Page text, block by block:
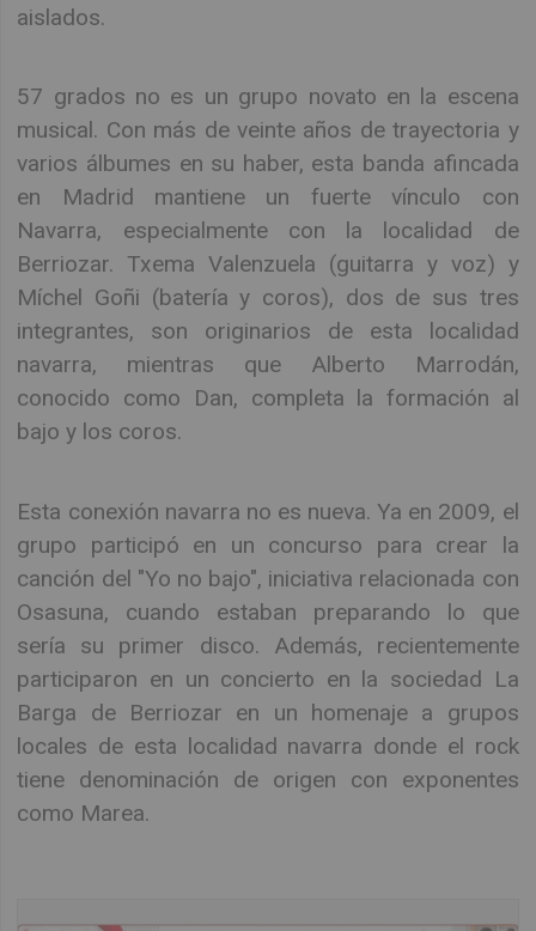
aislados.
57 grados no es un grupo novato en la escena
musical. Con más de veinte años de trayectoria y
varios álbumes en su haber, esta banda afincada
en Madrid mantiene un fuerte vínculo con
Navarra, especialmente con la localidad de
Berriozar. Txema Valenzuela (guitarra y voz) y
Míchel Goñi (batería y coros), dos de sus tres
integrantes, son originarios de esta localidad
navarra, mientras que Alberto Marrodán,
conocido como Dan, completa la formación al
bajo y los coros.
Esta conexión navarra no es nueva. Ya en 2009, el
grupo participó en un concurso para crear la
canción del "Yo no bajo", iniciativa relacionada con
Osasuna, cuando estaban preparando lo que
sería su primer disco. Además, recientemente
participaron en un concierto en la sociedad La
Barga de Berriozar en un homenaje a grupos
locales de esta localidad navarra donde el rock
tiene denominación de origen con exponentes
como Marea.